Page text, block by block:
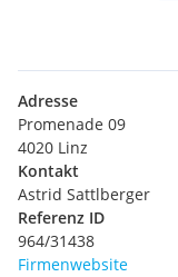
Adresse
Promenade 09
4020 Linz
Kontakt
Astrid Sattlberger
Referenz ID
964/31438
Firmenwebsite